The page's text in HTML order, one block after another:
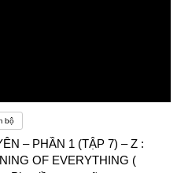
bộ
– PHẦN 1 (TẬP 7) – Z :
OF EVERYTHING (